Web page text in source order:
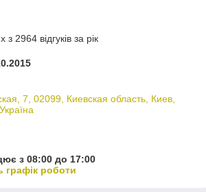
2964 відгуків за рік
7, 02099, Киевская область, Киев,
з 08:00 до 17:00
графік роботи